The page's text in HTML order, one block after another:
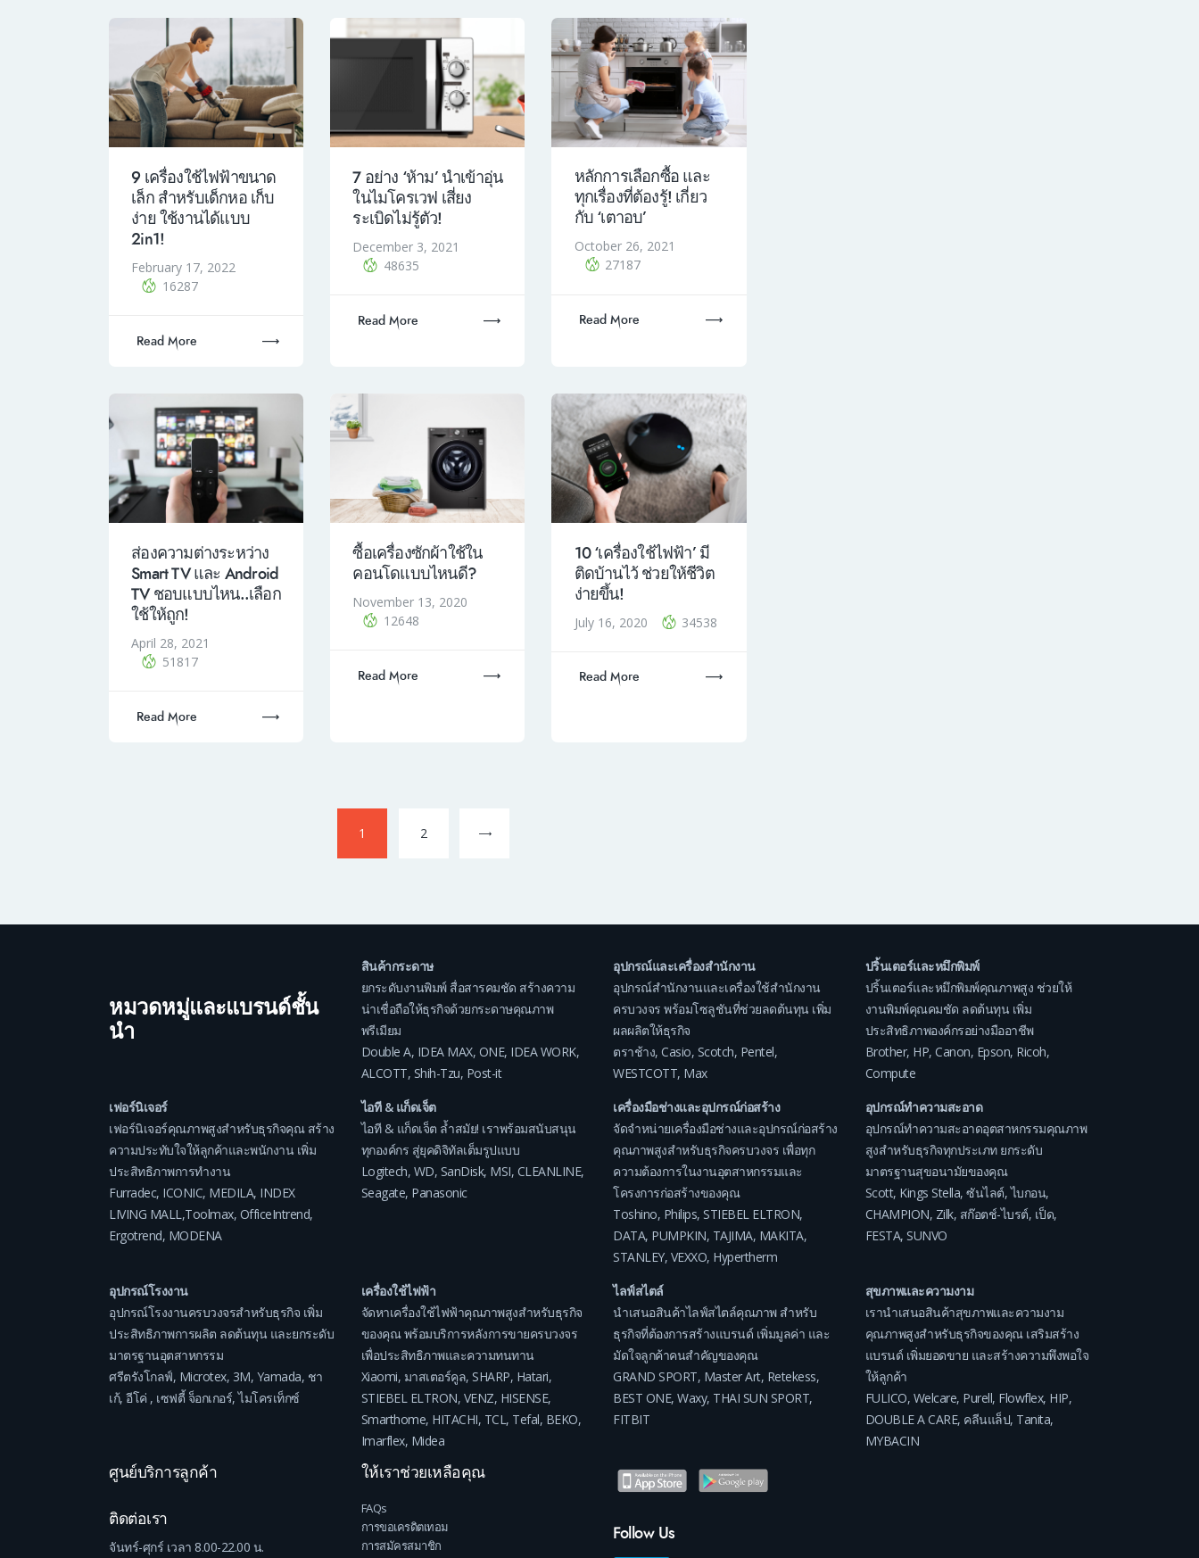
9 เครื่องใช้ไฟฟ้าขนาด
เล็ก สำหรับเด็กหอ เก็บ
ง่าย ใช้งานได้แบบ
2in1!
February 17, 2022
16287
Read More
7 อย่าง ‘ห้าม’ นำเข้าอุ่น
ในไมโครเวฟ เสี่ยง
ระเบิดไม่รู้ตัว!
December 3, 2021
48635
Read More
หลักการเลือกซื้อ และ
ทุกเรื่องที่ต้องรู้! เกี่ยว
กับ ‘เตาอบ’
October 26, 2021
27187
Read More
ส่องความต่างระหว่าง
Smart TV และ Android
TV ชอบแบบไหน..เลือก
ใช้ให้ถูก!
April 28, 2021
51817
Read More
ซื้อเครื่องซักผ้าใช้ใน
คอนโดแบบไหนดี?
November 13, 2020
12648
Read More
10 ‘เครื่องใช้ไฟฟ้า’ มี
ติดบ้านไว้ ช่วยให้ชีวิต
ง่ายขึ้น!
July 16, 2020 34538
Read More
Page
1 Page
2
หมวดหมู่และแบรนด์ชั้น
นำ
สินค้ากระดาษ
ยกระดับงานพิมพ์ สื่อสารคมชัด สร้างความ
น่าเชื่อถือให้ธุรกิจด้วยกระดาษคุณภาพ
พรีเมียม
Double A, IDEA MAX, ONE, IDEA WORK,
ALCOTT, Shih-Tzu, Post-it
อุปกรณ์และเครื่องสำนักงาน
อุปกรณ์สำนักงานและเครื่องใช้สำนักงาน
ครบวงจร พร้อมโซลูชันที่ช่วยลดต้นทุน เพิ่ม
ผลผลิตให้ธุรกิจ
ตราช้าง, Casio, Scotch, Pentel,
WESTCOTT, Max
ปริ้นเตอร์และหมึกพิมพ์
ปริ้นเตอร์และหมึกพิมพ์คุณภาพสูง ช่วยให้
งานพิมพ์คุณคมชัด ลดต้นทุน เพิ่ม
ประสิทธิภาพองค์กรอย่างมืออาชีพ
Brother, HP, Canon, Epson, Ricoh,
Compute
เฟอร์นิเจอร์
เฟอร์นิเจอร์คุณภาพสูงสำหรับธุรกิจคุณ สร้าง
ความประทับใจให้ลูกค้าและพนักงาน เพิ่ม
ประสิทธิภาพการทำงาน
Furradec, ICONIC, MEDILA, INDEX
LIVING MALL,Toolmax, OfficeIntrend,
Ergotrend, MODENA
ไอที & แก็ดเจ็ต
ไอที & แก็ดเจ็ต ล้ำสมัย! เราพร้อมสนับสนุน
ทุกองค์กร สู่ยุคดิจิทัลเต็มรูปแบบ
Logitech, WD, SanDisk, MSI, CLEANLINE,
Seagate, Panasonic
เครื่องมือช่างและอุปกรณ์ก่อสร้าง
จัดจำหน่ายเครื่องมือช่างและอุปกรณ์ก่อสร้าง
คุณภาพสูงสำหรับธุรกิจครบวงจร เพื่อทุก
ความต้องการในงานอุตสาหกรรมและ
โครงการก่อสร้างของคุณ
Toshino, Philips, STIEBEL ELTRON,
DATA, PUMPKIN, TAJIMA, MAKITA,
STANLEY, VEXXO, Hypertherm
อุปกรณ์ทำความสะอาด
อุปกรณ์ทำความสะอาดอุตสาหกรรมคุณภาพ
สูงสำหรับธุรกิจทุกประเภท ยกระดับ
มาตรฐานสุขอนามัยของคุณ
Scott, Kings Stella, ซันไลต์,ไบกอน,
CHAMPION, Zilk, สก๊อตช์-ไบรต์, เป็ด,
FESTA, SUNVO
อุปกรณ์โรงงาน
อุปกรณ์โรงงานครบวงจรสำหรับธุรกิจ เพิ่ม
ประสิทธิภาพการผลิต ลดต้นทุน และยกระดับ
มาตรฐานอุตสาหกรรม
ศรีตรังโกลฟ์, Microtex, 3M, Yamada, ชา
เก้, อีโค่, เซฟตี้ จ็อกเกอร์,ไมโครเท็กซ์
เครื่องใช้ไฟฟ้า
จัดหาเครื่องใช้ไฟฟ้าคุณภาพสูงสำหรับธุรกิจ
ของคุณ พร้อมบริการหลังการขายครบวงจร
เพื่อประสิทธิภาพและความทนทาน
Xiaomi, มาสเตอร์คูล, SHARP, Hatari,
STIEBEL ELTRON, VENZ, HISENSE,
Smarthome, HITACHI, TCL, Tefal, BEKO,
Imarflex, Midea
ไลฟ์สไตล์
นำเสนอสินค้าไลฟ์สไตล์คุณภาพ สำหรับ
ธุรกิจที่ต้องการสร้างแบรนด์ เพิ่มมูลค่า และ
มัดใจลูกค้าคนสำคัญของคุณ
GRAND SPORT, Master Art, Retekess,
BEST ONE, Waxy, THAI SUN SPORT,
FITBIT
สุขภาพและความงาม
เรานำเสนอสินค้าสุขภาพและความงาม
คุณภาพสูงสำหรับธุรกิจของคุณ เสริมสร้าง
แบรนด์ เพิ่มยอดขาย และสร้างความพึงพอใจ
ให้ลูกค้า
FULICO, Welcare, Purell, Flowflex, HIP,
DOUBLE A CARE, คลีนแล็ป, Tanita,
MYBACIN
ศูนย์บริการลูกค้า
ติดต่อเรา
จันทร์-ศุกร์ เวลา 8.00-22.00 น.
ให้เราช่วยเหลือคุณ
FAQs
การขอเครดิตเทอม
การสมัครสมาชิก
Follow Us